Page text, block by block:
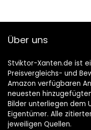
Über uns
Stviktor-Xanten.de ist
Preisvergleichs- und
Amazon verfügbaren
neuesten
Bilder unterliegen dem
Eigentümer. Alle
jeweiligen Quellen.